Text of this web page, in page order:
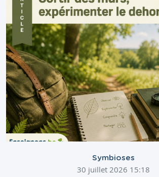
Symbioses
30 juillet 2026 15:18